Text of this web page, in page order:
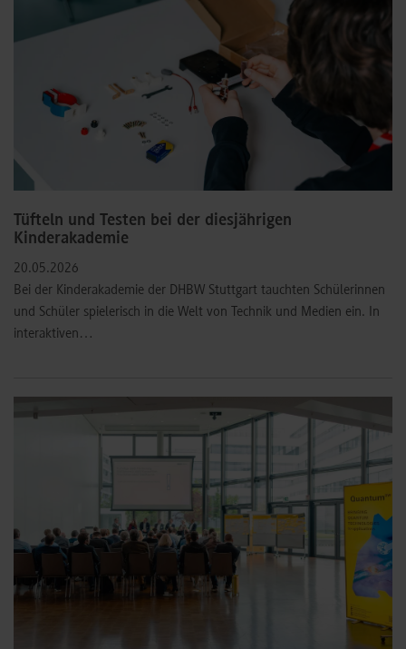
Tüfteln und Testen bei der diesjährigen
Kinderakademie
20.05.2026
Bei der Kinderakademie der DHBW Stuttgart tauchten Schülerinnen
und Schüler spielerisch in die Welt von Technik und Medien ein. In
interaktiven…